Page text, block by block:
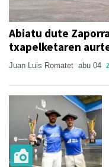
Abiatu dute
txapelketaren
Juan Luis Romatet abu 04